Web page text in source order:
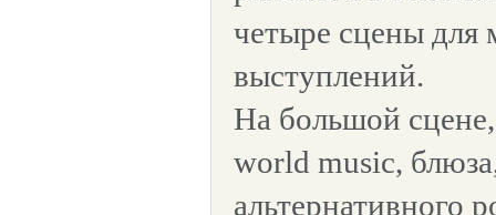
четыре сцены для
выступлений.
На большой
world music,
aльтернативного